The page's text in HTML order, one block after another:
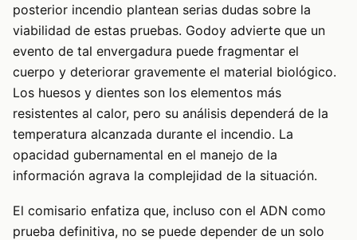
posterior incendio plantean serias dudas sobre la
viabilidad de estas pruebas. Godoy advierte que un
evento de tal envergadura puede fragmentar el
cuerpo y deteriorar gravemente el material biológico.
Los huesos y dientes son los elementos más
resistentes al calor, pero su análisis dependerá de la
temperatura alcanzada durante el incendio. La
opacidad gubernamental en el manejo de la
información agrava la complejidad de la situación.
El comisario enfatiza que, incluso con el ADN como
prueba definitiva, no se puede depender de un solo